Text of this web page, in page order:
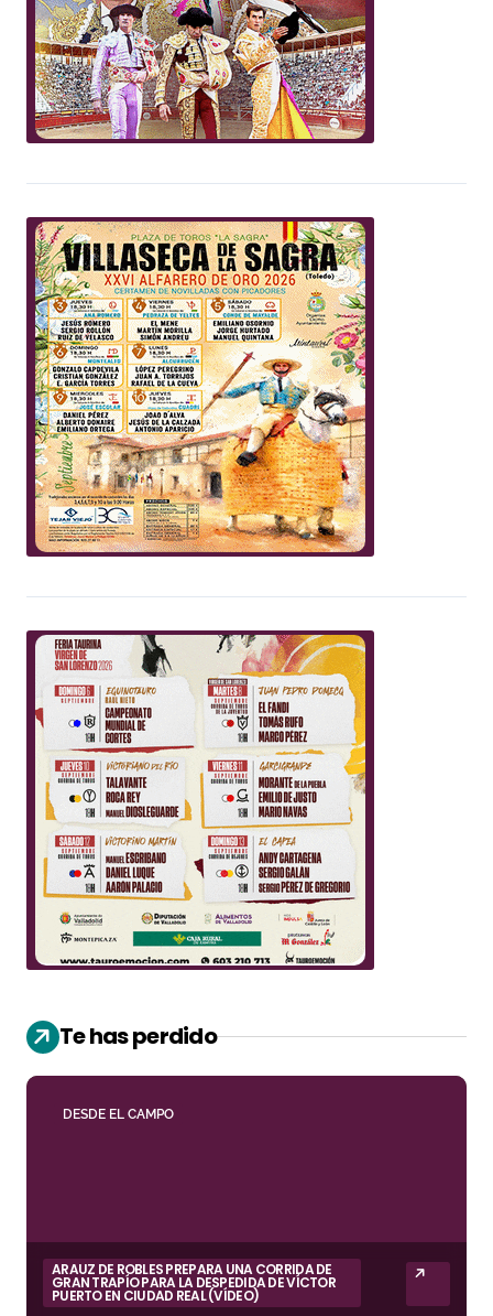
Te has perdido
DESDE EL CAMPO
ARAUZ DE ROBLES PREPARA UNA CORRIDA DE
GRAN TRAPÍO PARA LA DESPEDIDA DE VÍCTOR
PUERTO EN CIUDAD REAL (VÍDEO)